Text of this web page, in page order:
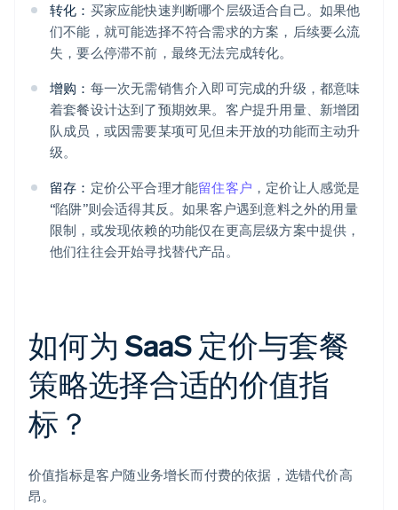
转化： 买家应能快速判断哪个层级适合自己。如果他
们不能，就可能选择不符合需求的方案，后续要么流
失，要么停滞不前，最终无法完成转化。
增购： 每一次无需销售介入即可完成的升级，都意味
着套餐设计达到了预期效果。客户提升用量、新增团
队成员，或因需要某项可见但未开放的功能而主动升
级。
留存： 定价公平合理才能留住客户 ，定价让人感觉是
“陷阱”则会适得其反。如果客户遇到意料之外的用量
限制，或发现依赖的功能仅在更高层级方案中提供，
他们往往会开始寻找替代产品。
如何为 SaaS 定价与套餐
策略选择合适的价值指
标？
价值指标是客户随业务增长而付费的依据，选错代价高
昂。